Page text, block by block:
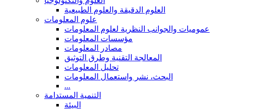
العلوم الدقيقة والعلوم الطبيعية
علوم المعلومات
عموميات والجوانب النظرية لعلوم المعلومات
مؤسسات المعلومات
مصادر المعلومات
المعالجة التقنية وطرق التوثيق
تحليل المعلومات
البحث، نشر واستعمال المعلومات
...
التنمية المستدامة
البيئة